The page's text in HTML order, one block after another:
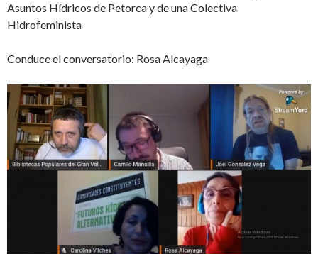
Asuntos Hídricos de Petorca y de una Colectiva
Hidrofeminista
Conduce el conversatorio: Rosa Alcayaga